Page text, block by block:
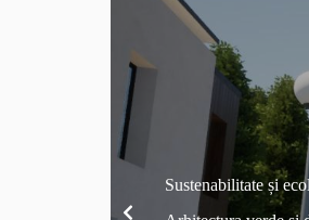
Sustenabilitate și